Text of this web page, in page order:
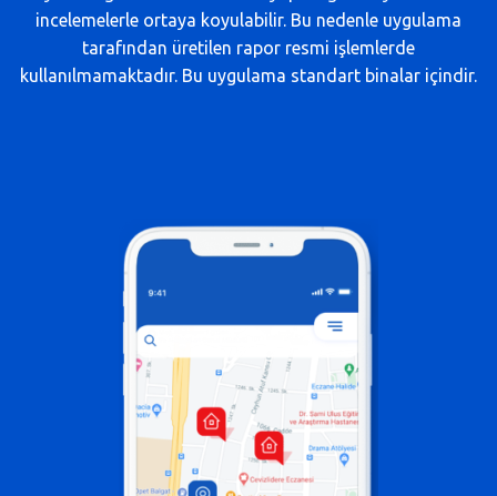
incelemelerle ortaya koyulabilir. Bu nedenle uygulama
tarafından üretilen rapor resmi işlemlerde
kullanılmamaktadır. Bu uygulama standart binalar içindir.